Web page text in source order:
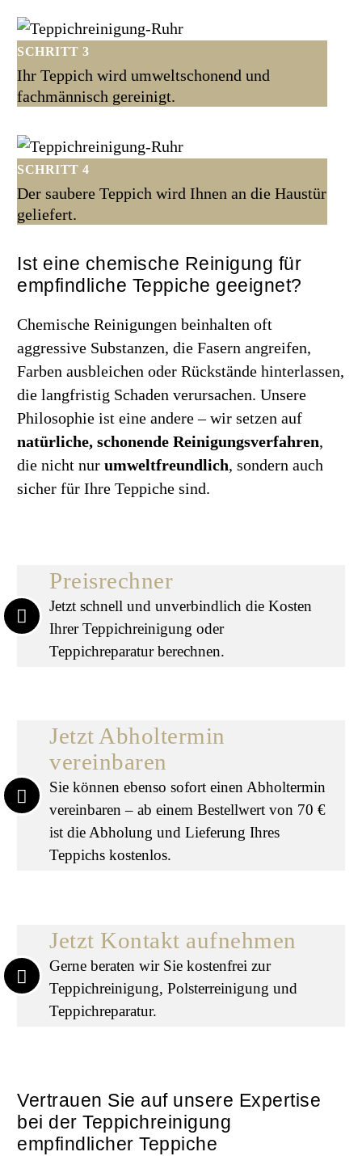
SCHRITT 3
Ihr Teppich wird umweltschonend und
fachmännisch gereinigt.
SCHRITT 4
Der saubere Teppich wird Ihnen an die Haustür
geliefert.
Ist eine chemische Reinigung für
empfindliche Teppiche geeignet?
Chemische Reinigungen beinhalten oft
aggressive Substanzen, die Fasern angreifen,
Farben ausbleichen oder Rückstände hinterlassen,
die langfristig Schaden verursachen. Unsere
Philosophie ist eine andere – wir setzen auf
natürliche, schonende Reinigungsverfahren,
die nicht nur umweltfreundlich, sondern auch
sicher für Ihre Teppiche sind.
Preisrechner
Jetzt schnell und unverbindlich die Kosten
Ihrer Teppichreinigung oder
Teppichreparatur berechnen.
Jetzt Abholtermin
vereinbaren
Sie können ebenso sofort einen Abholtermin
vereinbaren – ab einem Bestellwert von 70 €
ist die Abholung und Lieferung Ihres
Teppichs kostenlos.
Jetzt Kontakt aufnehmen
Gerne beraten wir Sie kostenfrei zur
Teppichreinigung, Polsterreinigung und
Teppichreparatur.
Vertrauen Sie auf unsere Expertise
bei der Teppichreinigung
empfindlicher Teppiche